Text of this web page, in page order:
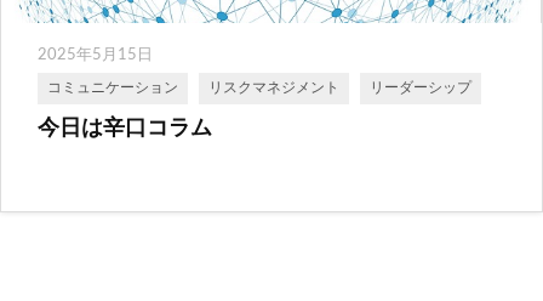
2025年5月15日
コミュニケーション リスクマネジメント リーダーシップ
今日は辛口コラム